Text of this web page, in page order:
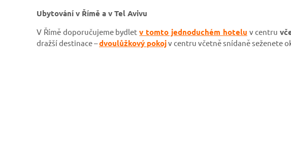
Ubytování v Římě a v Tel Avivu
V Římě doporučujeme bydletv tomto jednoduchém hotelu v centru
dražší destinace –dvoulůžkový pokojv centru včetně snídaně seženete